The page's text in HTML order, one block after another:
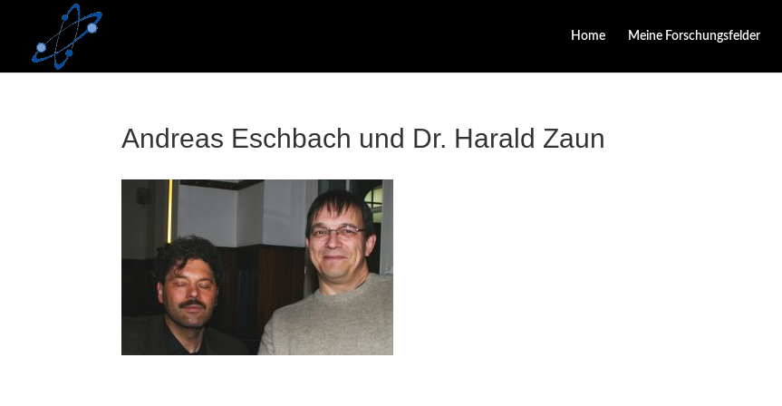
content
Home Meine Forschungsfelder
Andreas Eschbach und Dr. Harald Zaun